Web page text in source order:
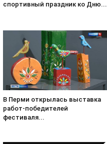
спортивный праздник ко Дню...
В Перми открылась выставка
работ-победителей
фестиваля...